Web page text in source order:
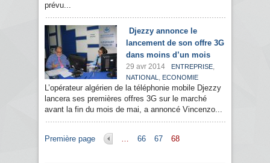
prévu...
Djezzy annonce le
lancement de son offre 3G
dans moins d’un mois
29 avr 2014 ENTREPRISE,
NATIONAL , ECONOMIE
L’opérateur algérien de la téléphonie mobile Djezzy
lancera ses premières offres 3G sur le marché
avant la fin du mois de mai, a annoncé Vincenzo...
Pages
Première page … 66 67 68